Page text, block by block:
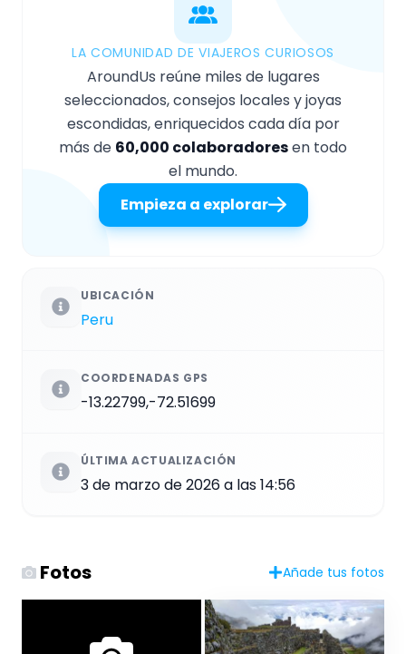
LA COMUNIDAD DE VIAJEROS CURIOSOS
AroundUs reúne miles de lugares
seleccionados, consejos locales y joyas
escondidas, enriquecidos cada día por
más de 60,000 colaboradoresen todo
el mundo.
Empieza a explorar
UBICACIÓN
Peru
COORDENADAS GPS
-13.22799,-72.51699
ÚLTIMA ACTUALIZACIÓN
3 de marzo de 2026 a las 14:56
Fotos Añade tus fotos